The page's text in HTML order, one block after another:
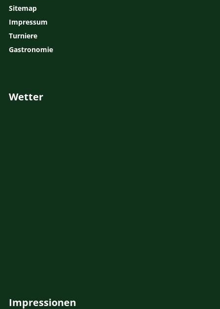
Sitemap
Impressum
Turniere
Gastronomie
Wetter
Impressionen